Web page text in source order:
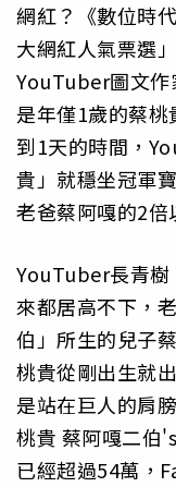
網紅？《數位時
大網紅人氣票選
YouTuber圖文作
是年僅1歲的蔡
到1天的時間，
貴」就穩坐冠軍
老爸蔡阿嘎的2倍
YouTuber長青樹
來都居高不下，
伯」所生的兒子
桃貴從剛出生就
是站在巨人的肩
桃貴 蔡阿嘎二伯
已經超過54萬，